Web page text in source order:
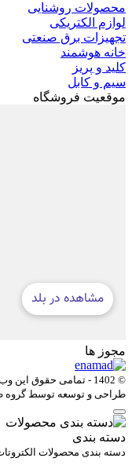
محصولات روشنایی
لوازم الکتریکی
تجهیزات برق صنعتی
خانه هوشمند
کلید و پریز
سیم و کابل
موقعیت فروشگاه
مجوز ها
© 1402 - تمامی حقوق این وب سایت متعلق به
طراحی و توسعه توسط
دسته بندی
دسته بندی محصولات